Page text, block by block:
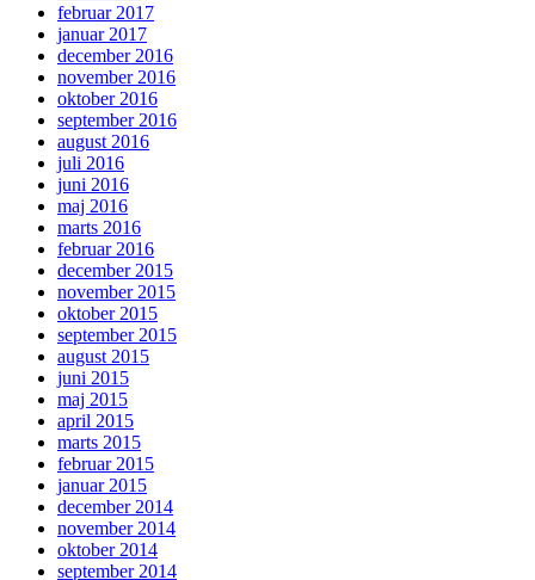
februar 2017
januar 2017
december 2016
november 2016
oktober 2016
september 2016
august 2016
juli 2016
juni 2016
maj 2016
marts 2016
februar 2016
december 2015
november 2015
oktober 2015
september 2015
august 2015
juni 2015
maj 2015
april 2015
marts 2015
februar 2015
januar 2015
december 2014
november 2014
oktober 2014
september 2014